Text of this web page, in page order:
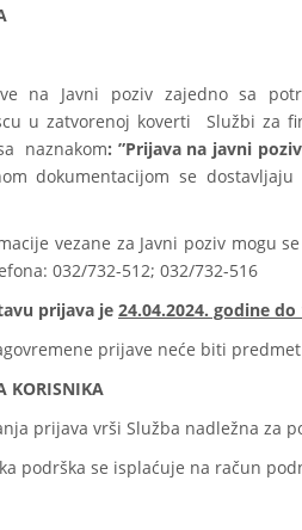
na Javni poziv zajedno sa
u zatvorenoj koverti Službi za
naznakom: ”Prijava na javni
dokumentacijom se
vezane za Javni poziv mogu
032/732-512; 032/732-516
prijava je 24.04.2024. godine do
prijave neće biti
KORISNIKA
prijava vrši Služba nadležna za
podrška se isplaćuje na račun